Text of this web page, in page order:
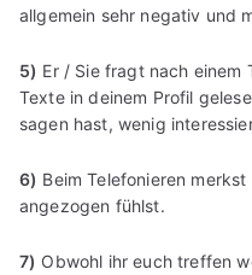
allgemein sehr negativ und
5) Er / Sie fragt nach einem
Texte in deinem Profil
sagen hast, wenig
6) Beim Telefonieren
angezogen fühlst.
7) Obwohl ihr euch treffen